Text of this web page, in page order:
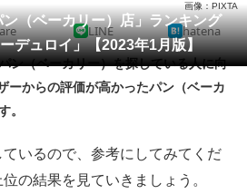
ージ
ンド
（ベーカリー）店」ランキング
デュロイ」【2023年1月版】
画像：PIXTA
LINE hatena
（ベーカリー）を探している人に向
ーからの評価が高かったパン（ベーカ
。
いるので、参考にしてみてくだ
の結果を見ていきましょう。